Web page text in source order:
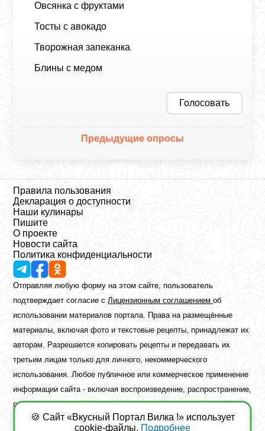
Овсянка с фруктами
Тосты с авокадо
Творожная запеканка
Блины с медом
Голосовать
Предыдущие опросы
Правила пользования
Декларация о доступности
Наши кулинары
Пишите
О проекте
Новости сайта
Политика конфиденциальности
Отправляя любую форму на этом сайте, пользователь
подтверждает согласие сЛицензионным соглашениемоб
использовании материалов портала. Права на размещённые
материалы, включая фото и текстовые рецепты, принадлежат их
авторам. Разрешается копировать рецепты и передавать их
третьим лицам только для личного, некоммерческого
использования. Любое публичное или коммерческое применение
информации сайта - включая воспроизведение, распространение,
публикацию или обработку - возможно лишь при наличии
предварительного письменного разрешения правообладателя.
🍪 Сайт «Вкусный Портал Вилка !» использует
cookie-файлы. Подробнее